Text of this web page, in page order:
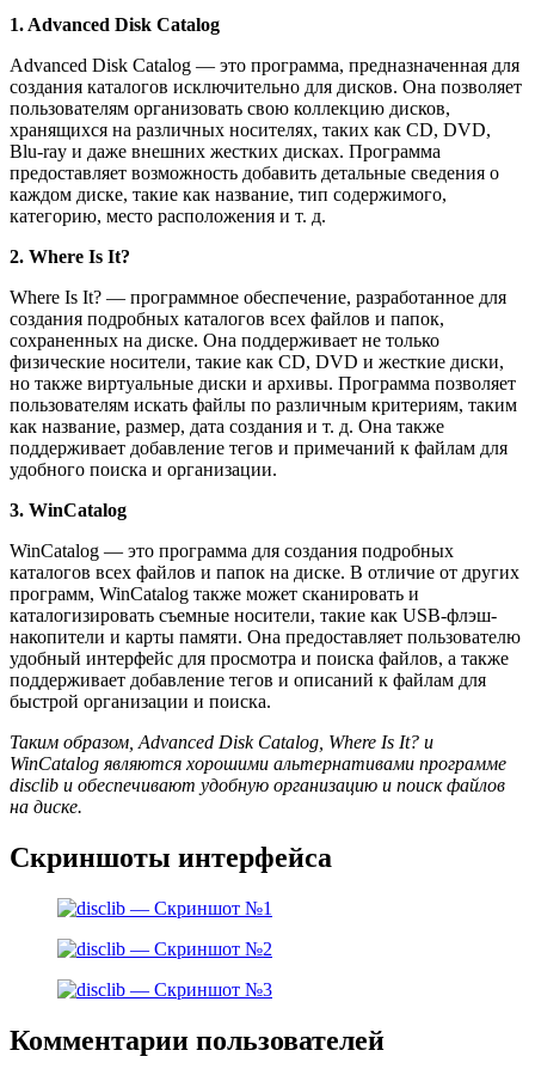
1. Advanced Disk Catalog
Advanced Disk Catalog — это программа, предназначенная для
создания каталогов исключительно для дисков. Она позволяет
пользователям организовать свою коллекцию дисков,
хранящихся на различных носителях, таких как CD, DVD,
Blu-ray и даже внешних жестких дисках. Программа
предоставляет возможность добавить детальные сведения о
каждом диске, такие как название, тип содержимого,
категорию, место расположения и т. д.
2. Where Is It?
Where Is It? — программное обеспечение, разработанное для
создания подробных каталогов всех файлов и папок,
сохраненных на диске. Она поддерживает не только
физические носители, такие как CD, DVD и жесткие диски,
но также виртуальные диски и архивы. Программа позволяет
пользователям искать файлы по различным критериям, таким
как название, размер, дата создания и т. д. Она также
поддерживает добавление тегов и примечаний к файлам для
удобного поиска и организации.
3. WinCatalog
WinCatalog — это программа для создания подробных
каталогов всех файлов и папок на диске. В отличие от других
программ, WinCatalog также может сканировать и
каталогизировать съемные носители, такие как USB-флэш-
накопители и карты памяти. Она предоставляет пользователю
удобный интерфейс для просмотра и поиска файлов, а также
поддерживает добавление тегов и описаний к файлам для
быстрой организации и поиска.
Таким образом, Advanced Disk Catalog, Where Is It? и
WinCatalog являются хорошими альтернативами программе
disclib и обеспечивают удобную организацию и поиск файлов
на диске.
Скриншоты интерфейса
Комментарии пользователей